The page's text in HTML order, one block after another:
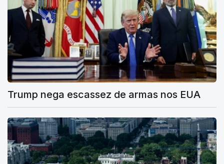
Trump nega escassez de armas nos EUA